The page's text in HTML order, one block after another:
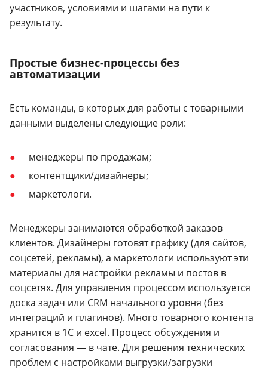
участников, условиями и шагами на пути к
результату.
Простые бизнес-процессы без
автоматизации
Есть команды, в которых для работы с товарными
данными выделены следующие роли:
менеджеры по продажам;
контентщики/дизайнеры;
маркетологи.
Менеджеры занимаются обработкой заказов
клиентов. Дизайнеры готовят графику (для сайтов,
соцсетей, рекламы), а маркетологи используют эти
материалы для настройки рекламы и постов в
соцсетях. Для управления процессом используется
доска задач или CRM начального уровня (без
интеграций и плагинов). Много товарного контента
хранится в 1С и excel. Процесс обсуждения и
согласования — в чате. Для решения технических
проблем с настройками выгрузки/загрузки